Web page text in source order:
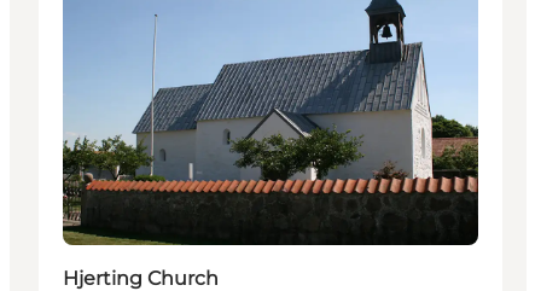
Hjerting Church